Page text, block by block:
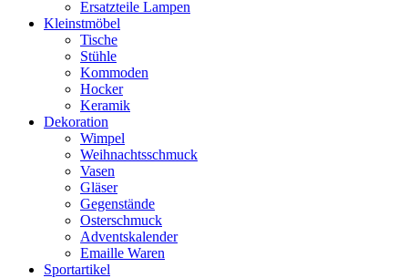
Ersatzteile Lampen
Kleinstmöbel
Tische
Stühle
Kommoden
Hocker
Keramik
Dekoration
Wimpel
Weihnachtsschmuck
Vasen
Gläser
Gegenstände
Osterschmuck
Adventskalender
Emaille Waren
Sportartikel